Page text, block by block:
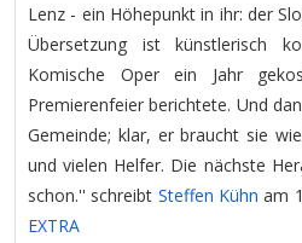
Lenz - ein Höhepunkt in ihr: der
Übersetzung ist künstlerisch
Komische Oper ein Jahr
Premierenfeier berichtete. Und
Gemeinde; klar, er braucht sie
und vielen Helfer. Die nächste
schon.'' schreibt Steffen Kühn am
EXTRA